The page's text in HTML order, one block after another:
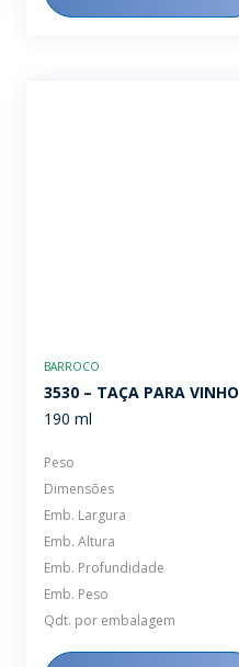
BARROCO
3530 – TAÇA PARA VINHO
190 ml
Peso
Dimensões
Emb. Largura
Emb. Altura
Emb. Profundidade
Emb. Peso
Qdt. por embalagem